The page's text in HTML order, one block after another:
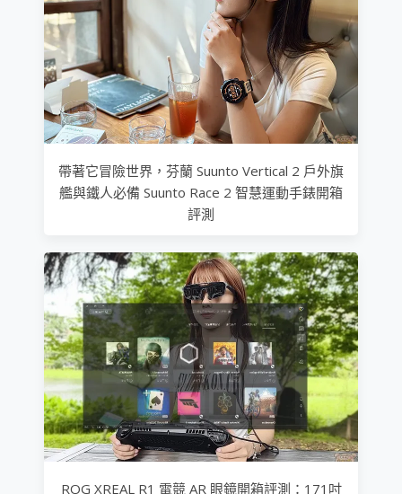
帶著它冒險世界，芬蘭 Suunto Vertical 2 戶外旗
艦與鐵人必備 Suunto Race 2 智慧運動手錶開箱
評測
ROG XREAL R1 電競 AR 眼鏡開箱評測：171吋